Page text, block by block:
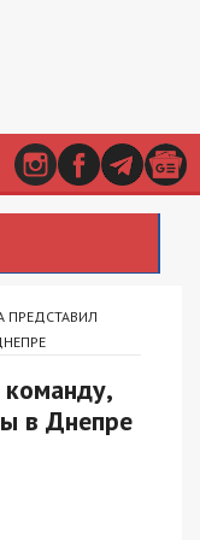
ПРЕДСТАВИЛ
в Днепре